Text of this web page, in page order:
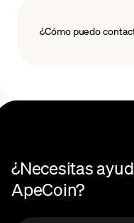
¿Cómo puedo
¿Necesitas
ApeCoin?